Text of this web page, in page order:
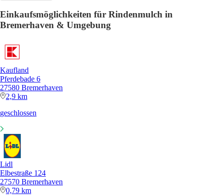
Einkaufsmöglichkeiten für Rindenmulch in
Bremerhaven & Umgebung
Kaufland
Pferdebade 6
27580 Bremerhaven
2,9 km
geschlossen
Lidl
Elbestraße 124
27570 Bremerhaven
0,79 km